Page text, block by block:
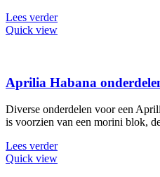
Lees verder
Quick view
Aprilia Habana
Diverse onderdelen voor een
is voorzien van een morini blok,
Lees verder
Quick view